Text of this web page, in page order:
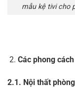
mẫu kệ tivi cho
Các phong
2.1. Nội thất